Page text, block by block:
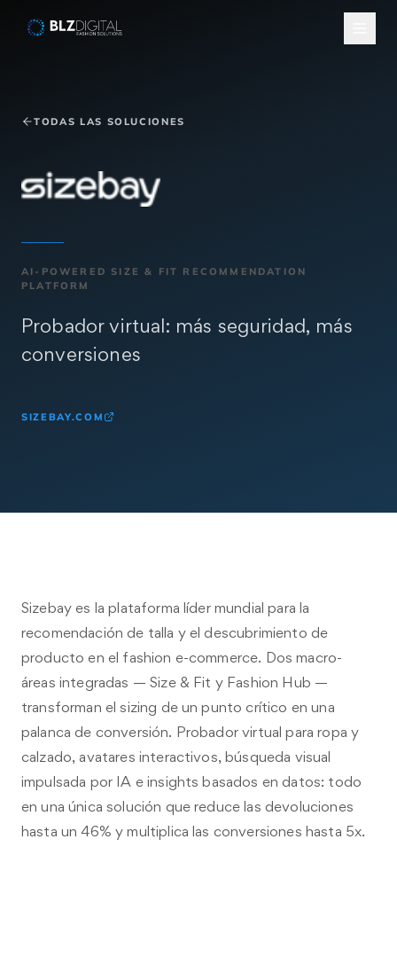
TODAS LAS SOLUCIONES
AI-POWERED SIZE & FIT RECOMMENDATION
PLATFORM
Sizebay
Probador virtual: más seguridad, más
conversiones
SIZEBAY.COM
Sizebay es la plataforma líder mundial para la
recomendación de talla y el descubrimiento de
producto en el fashion e-commerce. Dos macro-
áreas integradas — Size & Fit y Fashion Hub —
transforman el sizing de un punto crítico en una
palanca de conversión. Probador virtual para ropa y
calzado, avatares interactivos, búsqueda visual
impulsada por IA e insights basados en datos: todo
en una única solución que reduce las devoluciones
hasta un 46% y multiplica las conversiones hasta 5x.